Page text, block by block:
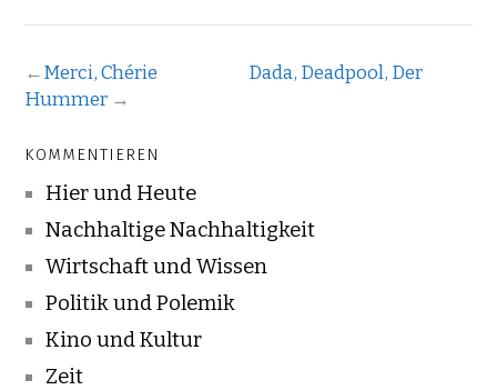
← Merci, Chérie
Dada, Deadpool, Der
Hummer →
KOMMENTIEREN
Hier und Heute
Nachhaltige Nachhaltigkeit
Wirtschaft und Wissen
Politik und Polemik
Kino und Kultur
Zeit